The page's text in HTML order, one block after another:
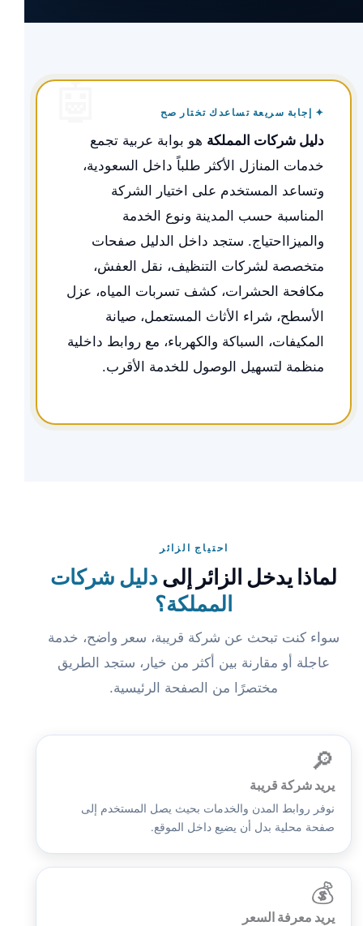
✦ إجابة سريعة تساعدك تختار صح
دليل شركات المملكة هو بوابة عربية تجمع
خدمات المنازل الأكثر طلباً داخل السعودية،
وتساعد المستخدم على اختيار الشركة
المناسبة حسب المدينة ونوع الخدمة
والميزااحتياج. ستجد داخل الدليل صفحات
متخصصة لشركات التنظيف، نقل العفش،
مكافحة الحشرات، كشف تسربات المياه، عزل
الأسطح، شراء الأثاث المستعمل، صيانة
المكيفات، السباكة والكهرباء، مع روابط داخلية
منظمة لتسهيل الوصول للخدمة الأقرب.
احتياج الزائر
لماذا يدخل الزائر إلىدليل شركات
المملكة؟
سواء كنت تبحث عن شركة قريبة، سعر واضح، خدمة
عاجلة أو مقارنة بين أكثر من خيار، ستجد الطريق
مختصرًا من الصفحة الرئيسية.
🔎
يريد شركة قريبة
نوفر روابط المدن والخدمات بحيث يصل المستخدم إلى
صفحة محلية بدل أن يضيع داخل الموقع.
💰
يريد معرفة السعر